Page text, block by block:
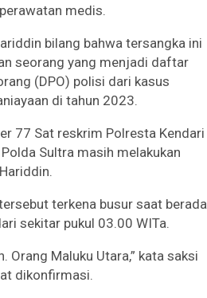
perawatan medis.
bilang bahwa tersangka ini
seorang yang menjadi daftar
(DPO) polisi dari kasus
di tahun 2023.
77 Sat reskrim Polresta Kendari
Sultra masih melakukan
terkena busur saat berada
sekitar pukul 03.00 WITa.
Orang Maluku Utara,” kata saksi
dikonfirmasi.